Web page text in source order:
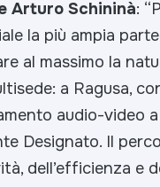
Arturo Schininà: “
la più ampia
al massimo la
a Ragusa,
audio-video
Designato. Il
dell’efficienza e